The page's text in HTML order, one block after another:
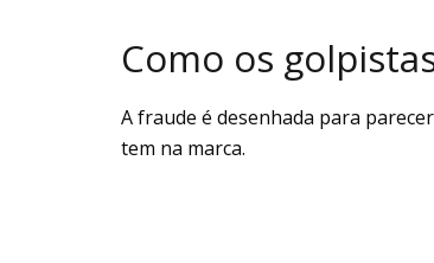
Como os
A fraude é desenhada para
tem na marca.